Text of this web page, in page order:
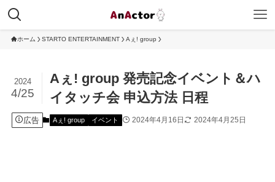
ホーム STARTO ENTERTAINMENT Aぇ! group
Aぇ! group 発売記念イベント＆ハ
イタッチ会 申込方法 日程
2024
4/25
広告 Aぇ! group イベント 2024年4月16日 2024年4月25日